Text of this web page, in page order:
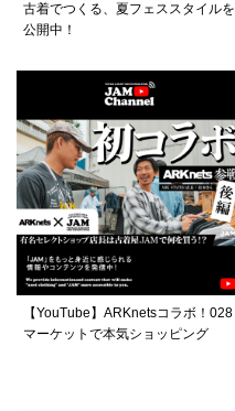
古着でつくる、夏フェススタイルを
公開中！
【YouTube】ARKnetsコラボ！028
マーケットで本気ショッピング